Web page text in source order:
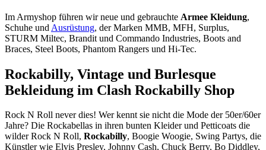
Im Armyshop führen wir neue und gebrauchte Armee Kleidung,
Schuhe und Ausrüstung, der Marken MMB, MFH, Surplus,
STURM Miltec, Brandit und Commando Industries, Boots and
Braces, Steel Boots, Phantom Rangers und Hi-Tec.
Rockabilly, Vintage und Burlesque
Bekleidung im Clash Rockabilly Shop
Rock N Roll never dies! Wer kennt sie nicht die Mode der 50er/60er
Jahre? Die Rockabellas in ihren bunten Kleider und Petticoats die
wilder Rock N Roll, Rockabilly, Boogie Woogie, Swing Partys, die
Künstler wie Elvis Presley, Johnny Cash, Chuck Berry, Bo Diddley,